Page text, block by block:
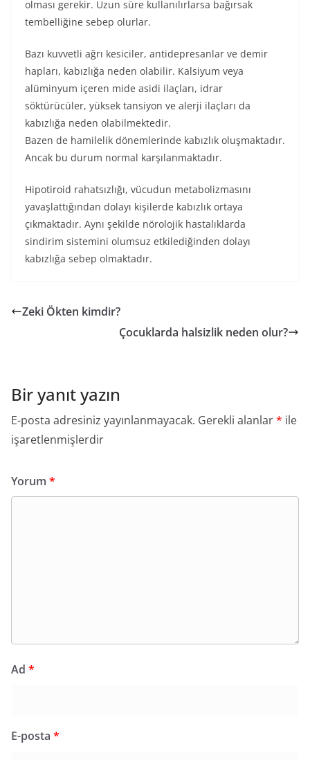
olması gerekir. Uzun süre kullanılırlarsa bağırsak
tembelliğine sebep olurlar.
Bazı kuvvetli ağrı kesiciler, antidepresanlar ve demir
hapları, kabızlığa neden olabilir. Kalsiyum veya
alüminyum içeren mide asidi ilaçları, idrar
söktürücüler, yüksek tansiyon ve alerji ilaçları da
kabızlığa neden olabilmektedir.
Bazen de hamilelik dönemlerinde kabızlık oluşmaktadır.
Ancak bu durum normal karşılanmaktadır.
Hipotiroid rahatsızlığı, vücudun metabolizmasını
yavaşlattığından dolayı kişilerde kabızlık ortaya
çıkmaktadır. Aynı şekilde nörolojik hastalıklarda
sindirim sistemini olumsuz etkilediğinden dolayı
kabızlığa sebep olmaktadır.
Zeki Ökten kimdir?
Çocuklarda halsizlik neden olur?
Bir yanıt yazın
E-posta adresiniz yayınlanmayacak. Gerekli alanlar* ile
işaretlenmişlerdir
Yorum *
Ad *
E-posta *